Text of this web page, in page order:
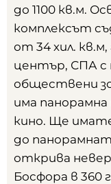
до 1100 кв.м.
комплексът
от 34 хил.
център, СПА с
обществени
има
кино. Ще
до
открива
Босфора в 360